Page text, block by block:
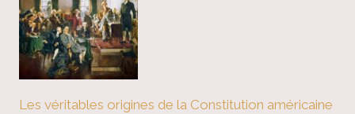
Les véritables origines de la Constitution américaine